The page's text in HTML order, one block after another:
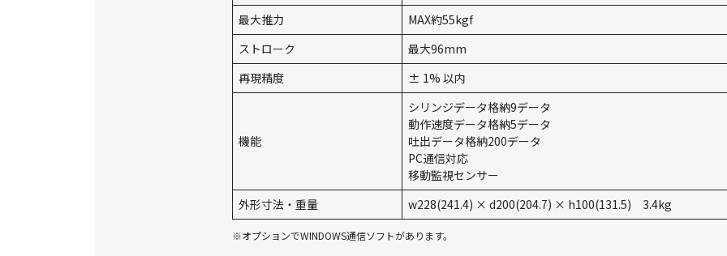
最大推力
MAX約55kgf
ストローク
最大96mm
再現精度
± 1% 以内
機能
シリンジデータ格納9データ
動作速度データ格納5データ
吐出データ格納200データ
PC通信対応
移動監視センサー
外形寸法・重量
w228(241.4) × d200(204.7) × h100(131.5) 3.4kg
※オプションでWINDOWS通信ソフトがあります。